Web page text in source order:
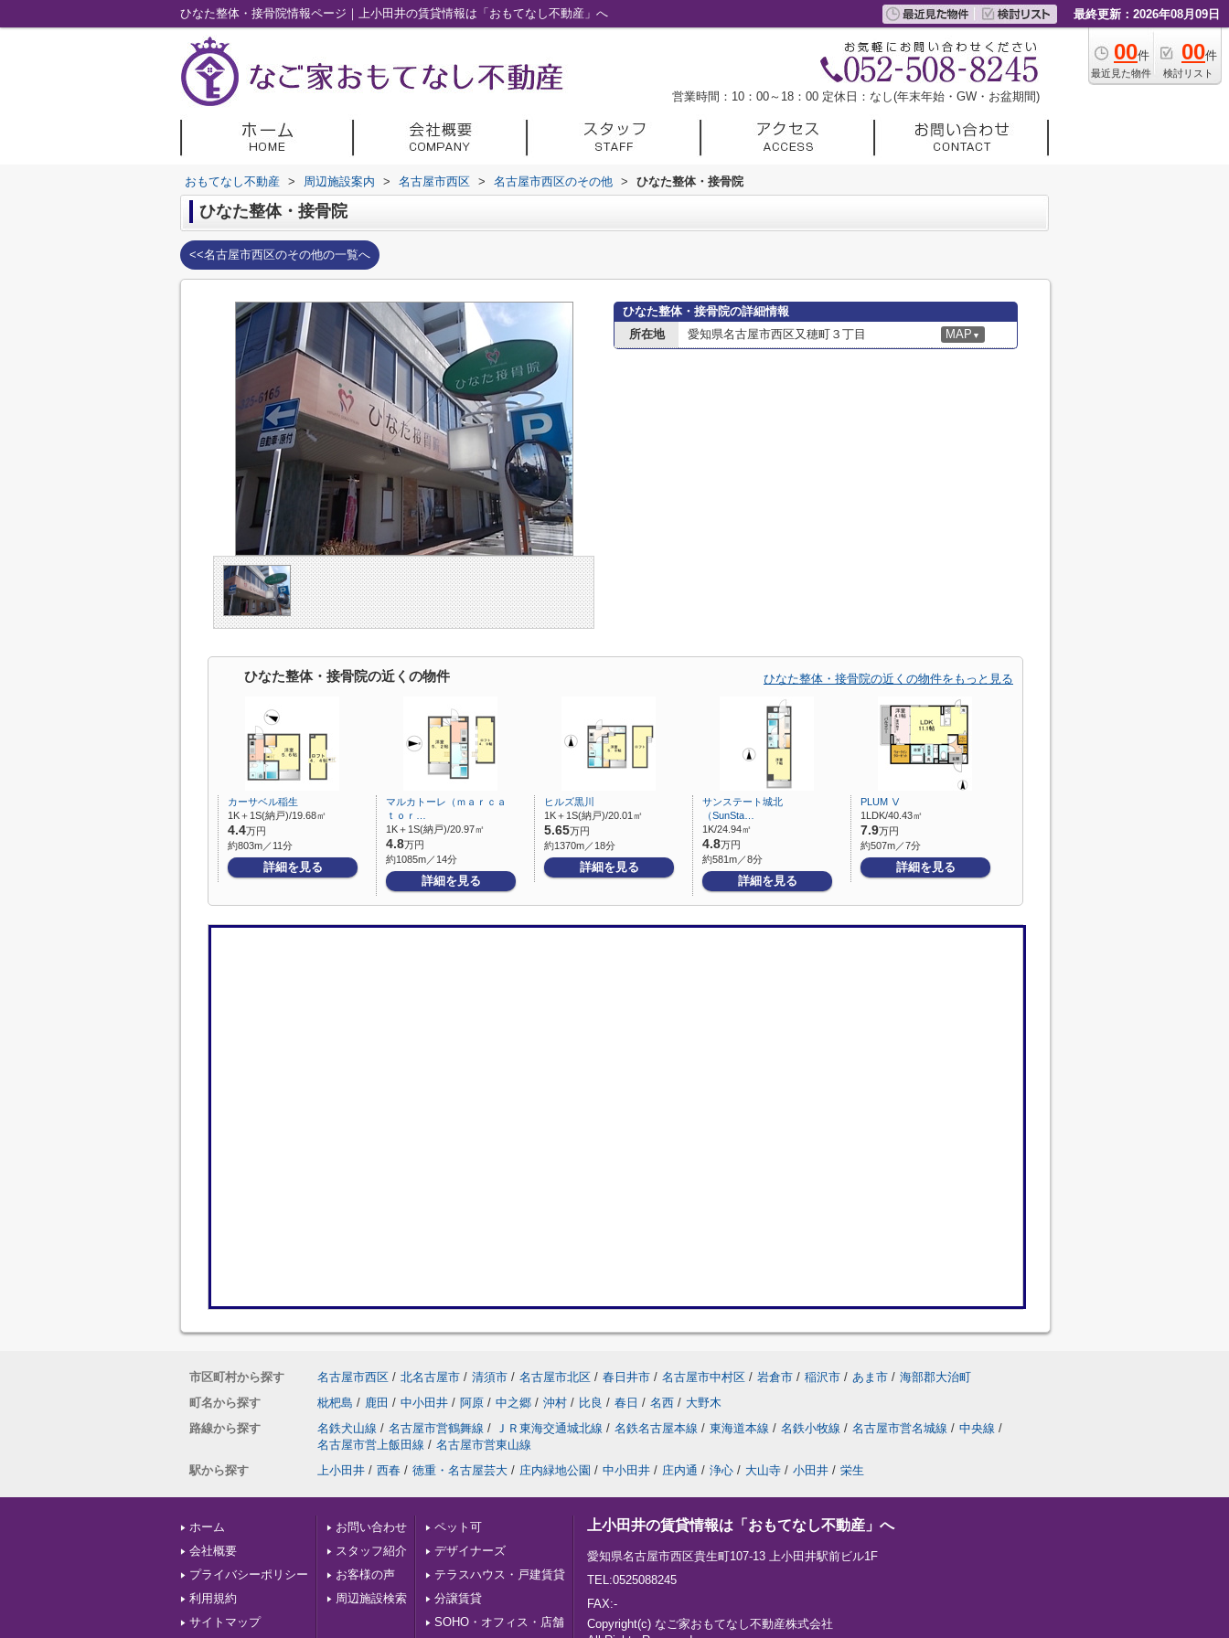
ひなた整体・接骨院情報ページ｜上小田井の賃貸情報は「おもてなし不動産」へ 最終更新：2026年08月09日
00件
最近見た物件
00件
検討リスト
営業時間：10：00～18：00 定休日：なし(年末年始・GW・お盆期間)
おもてなし不動産 > 周辺施設案内 > 名古屋市西区 > 名古屋市西区のその他 > ひなた整体・接骨院
ひなた整体・接骨院
<<名古屋市西区のその他の一覧へ
ひなた整体・接骨院の詳細情報
所在地
愛知県名古屋市西区又穂町３丁目 MAP ▼
ひなた整体・接骨院の近くの物件 ひなた整体・接骨院の近くの物件をもっと見る
カーサベル稲生
1K＋1S(納戸)/19.68㎡
4.4万円
約803m／11分
詳細を見る
マルカトーレ（ｍａｒｃａ
ｔｏｒ…
1K＋1S(納戸)/20.97㎡
4.8万円
約1085m／14分
詳細を見る
ヒルズ黒川
1K＋1S(納戸)/20.01㎡
5.65万円
約1370m／18分
詳細を見る
サンステート城北
（SunSta…
1K/24.94㎡
4.8万円
約581m／8分
詳細を見る
PLUM Ⅴ
1LDK/40.43㎡
7.9万円
約507m／7分
詳細を見る
市区町村から探す 名古屋市西区 / 北名古屋市 / 清須市 / 名古屋市北区 / 春日井市 / 名古屋市中村区 / 岩倉市 / 稲沢市 / あま市 / 海部郡大治町
町名から探す
枇杷島 / 鹿田 / 中小田井 / 阿原 / 中之郷 / 沖村 / 比良 / 春日 / 名西 / 大野木
路線から探す
名鉄犬山線 / 名古屋市営鶴舞線 / ＪＲ東海交通城北線 / 名鉄名古屋本線 / 東海道本線 / 名鉄小牧線 / 名古屋市営名城線 / 中央線 /
名古屋市営上飯田線 / 名古屋市営東山線
駅から探す
上小田井 / 西春 / 徳重・名古屋芸大 / 庄内緑地公園 / 中小田井 / 庄内通 / 浄心 / 大山寺 / 小田井 / 栄生
ホーム
会社概要
プライバシーポリシー
利用規約
サイトマップ
お問い合わせ
スタッフ紹介
お客様の声
周辺施設検索
ペット可
デザイナーズ
テラスハウス・戸建賃貸
分譲賃貸
SOHO・オフィス・店舗
上小田井の賃貸情報は「おもてなし不動産」へ
愛知県名古屋市西区貴生町107-13 上小田井駅前ビル1F
TEL:0525088245
FAX:-
Copyright(c) なご家おもてなし不動産株式会社